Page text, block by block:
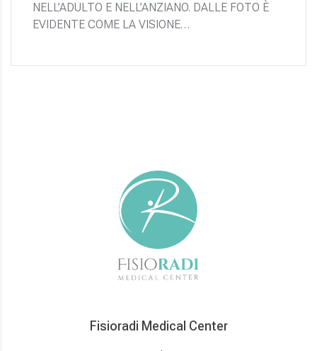
NELL’ADULTO E NELL’ANZIANO. DALLE FOTO È
EVIDENTE COME LA VISIONE…
Fisioradi Medical Center